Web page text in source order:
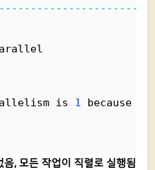
is 1 because
, 모든 작업이 직렬로 실행됨